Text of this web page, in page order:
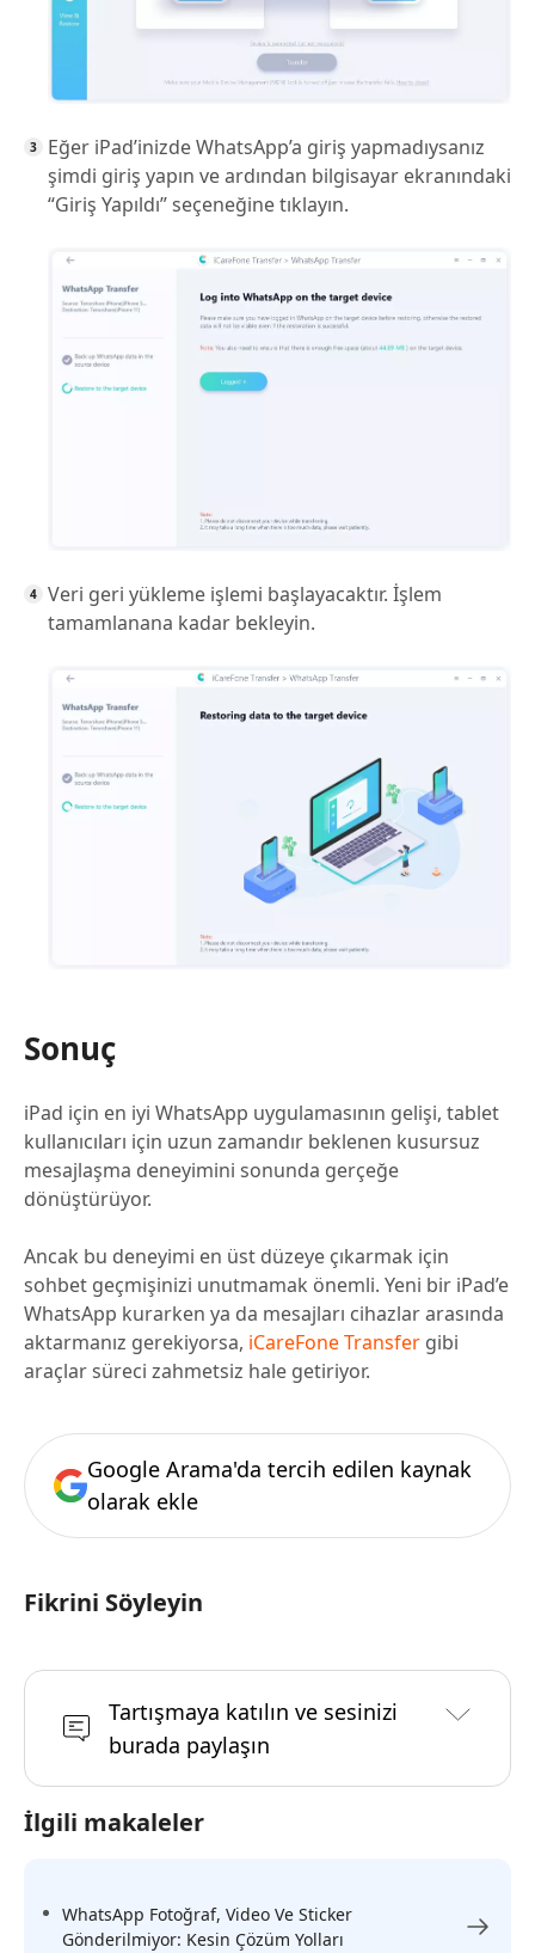
Eğer iPad’inizde WhatsApp’a giriş yapmadıysanız
şimdi giriş yapın ve ardından bilgisayar ekranındaki
“Giriş Yapıldı” seçeneğine tıklayın.
Veri geri yükleme işlemi başlayacaktır. İşlem
tamamlanana kadar bekleyin.
Sonuç
iPad için en iyi WhatsApp uygulamasının gelişi, tablet
kullanıcıları için uzun zamandır beklenen kusursuz
mesajlaşma deneyimini sonunda gerçeğe
dönüştürüyor.
Ancak bu deneyimi en üst düzeye çıkarmak için
sohbet geçmişinizi unutmamak önemli. Yeni bir iPad’e
WhatsApp kurarken ya da mesajları cihazlar arasında
aktarmanız gerekiyorsa, iCareFone Transfer gibi
araçlar süreci zahmetsiz hale getiriyor.
Google Arama'da tercih edilen kaynak
olarak ekle
Fikrini Söyleyin
Tartışmaya katılın ve sesinizi
burada paylaşın
İlgili makaleler
WhatsApp Fotoğraf, Video Ve Sticker
Gönderilmiyor: Kesin Çözüm Yolları